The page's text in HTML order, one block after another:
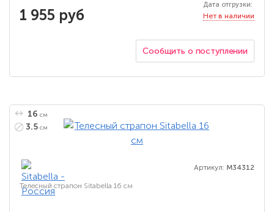
1 955 руб
Дата отгрузки:
Нет в наличии
Сообщить о поступлении
16 см
3.5 см
Артикул: M34312
Телесный страпон Sitabella 16 см